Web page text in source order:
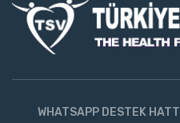
WHATSAPP DESTEK HATTI